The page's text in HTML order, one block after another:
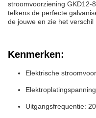
stroomvoorziening GKD12-
telkens de perfecte
de jouwe en zie het verschil
Kenmerken:
Elektrische
Uitgangsfrequentie: